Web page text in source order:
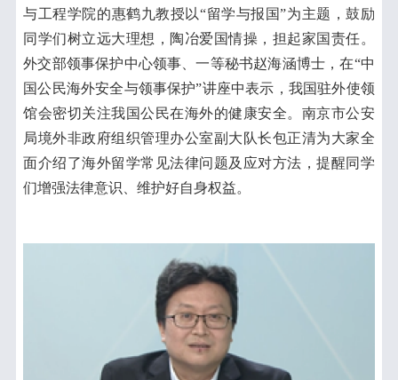
与工程学院的惠鹤九教授以“留学与报国”为主题，鼓励
同学们树立远大理想，陶冶爱国情操，担起家国责任。
外交部领事保护中心领事、一等秘书赵海涵博士，在“中
国公民海外安全与领事保护”讲座中表示，我国驻外使领
馆会密切关注我国公民在海外的健康安全。南京市公安
局境外非政府组织管理办公室副大队长包正清为大家全
面介绍了海外留学常见法律问题及应对方法，提醒同学
们增强法律意识、维护好自身权益。